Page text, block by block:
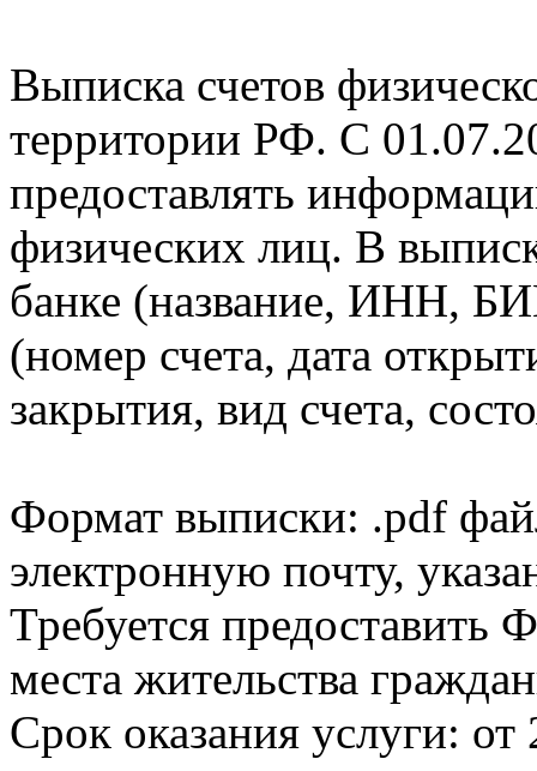
Выписка счетов
территории РФ. С
предоставлять
физических лиц. В
банке (название, ИНН,
(номер счета, дата
закрытия, вид счета,
Формат выписки: .pdf
электронную почту,
Требуется
места жительства
Срок оказания услуги: от